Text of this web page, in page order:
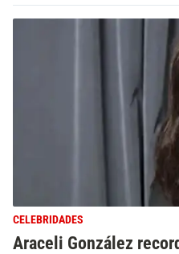
CELEBRIDADES
Araceli González